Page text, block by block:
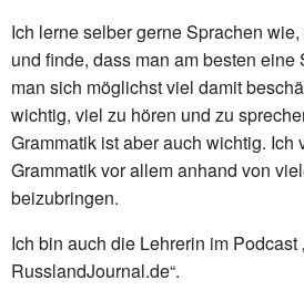
Ich lerne selber gerne Sprachen
und finde, dass man am besten eine
man sich möglichst viel damit
wichtig, viel zu hören und zu
Grammatik ist aber auch wichtig. Ich
Grammatik vor allem anhand von
beizubringen.
Ich bin auch die Lehrerin im Podcast
RusslandJournal.de“.